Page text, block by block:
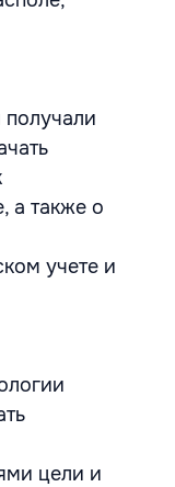
а также о
учете и
цели и